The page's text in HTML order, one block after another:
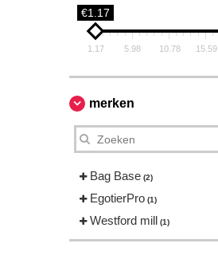
€1.17
1.17 5.98 10.78 15.59
merken
Bag Base (2)
EgotierPro (1)
Westford mill (1)